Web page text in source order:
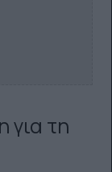
για τη